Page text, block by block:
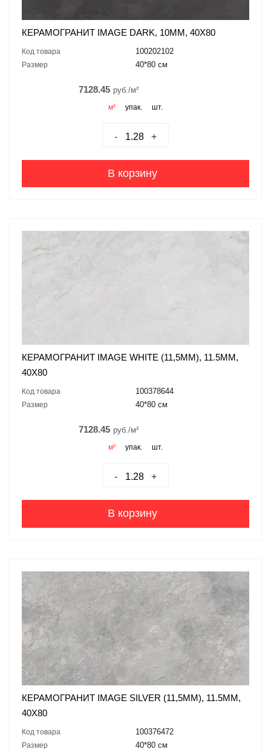
КЕРАМОГРАНИТ IMAGE DARK, 10ММ, 40X80
Код товара 100202102
Размер 40*80 см
7128.45 руб./м²
м² упак. шт.
- +
В корзину
КЕРАМОГРАНИТ IMAGE WHITE (11,5MM), 11.5ММ,
40X80
Код товара 100378644
Размер 40*80 см
7128.45 руб./м²
м² упак. шт.
- +
В корзину
КЕРАМОГРАНИТ IMAGE SILVER (11,5MM), 11.5ММ,
40X80
Код товара 100376472
Размер 40*80 см